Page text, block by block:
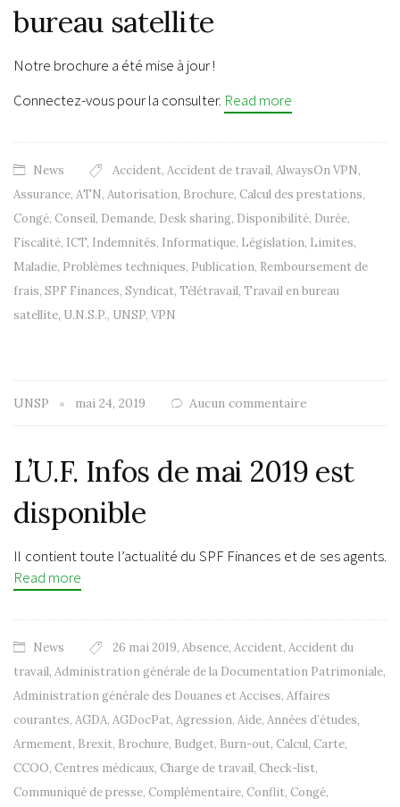
bureau satellite
Notre brochure a été mise à jour !
Connectez-vous pour la consulter. Read more
News Accident, Accident de travail, AlwaysOn VPN,
Assurance, ATN, Autorisation, Brochure, Calcul des prestations,
Congé, Conseil, Demande, Desk sharing, Disponibilité, Durée,
Fiscalité, ICT, Indemnités, Informatique, Législation, Limites,
Maladie, Problèmes techniques, Publication, Remboursement de
frais, SPF Finances, Syndicat, Télétravail, Travail en bureau
satellite, U.N.S.P., UNSP, VPN
UNSP mai 24, 2019 Aucun commentaire
L’U.F. Infos de mai 2019 est
disponible
Il contient toute l’actualité du SPF Finances et de ses agents.
Read more
News 26 mai 2019, Absence, Accident, Accident du
travail, Administration générale de la Documentation Patrimoniale,
Administration générale des Douanes et Accises, Affaires
courantes, AGDA, AGDocPat, Agression, Aide, Années d’études,
Armement, Brexit, Brochure, Budget, Burn-out, Calcul, Carte,
CCOO, Centres médicaux, Charge de travail, Check-list,
Communiqué de presse, Complémentaire, Conflit, Congé,